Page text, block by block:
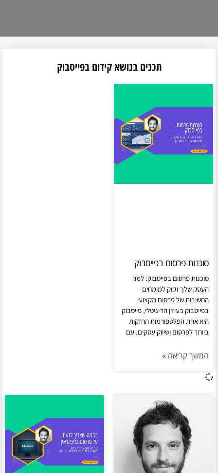
תכנים בנושא קידום בפייסבוק
סוכנות פרסום בפייסבוק
סוכנות פרסום בפייסבוק: למה
העסק שלך זקוק למומחים
החשיבות של פרסום מקצועי
בפייסבוק בעידן הדיגיטלי, פייסבוק
היא אחת הפלטפורמות החזקות
ביותר לפרסום ושיווק עסקים. עם
המשך קריאה »